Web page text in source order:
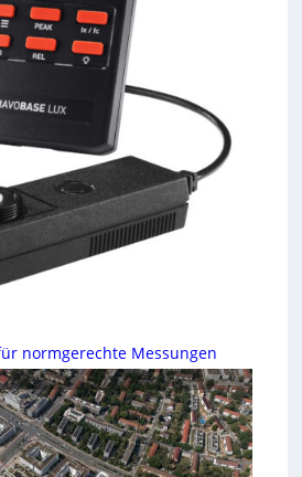
normgerechte Messungen